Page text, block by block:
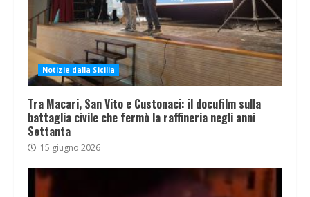
Notizie dalla Sicilia
Tra Macari, San Vito e Custonaci: il docufilm sulla
battaglia civile che fermò la raffineria negli anni
Settanta
15 giugno 2026